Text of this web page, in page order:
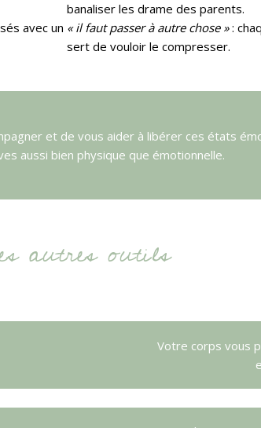
avec un
banaliser les drame des parents.
« il faut passer à autre chose »:
sert de vouloir le compresser.
et de vous aider à libérer ces états
aussi bien physique que émotionnelle.
autres outils
Votre corps vous